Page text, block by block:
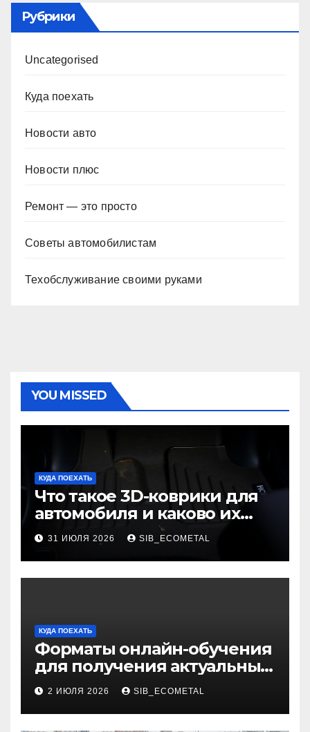
Рубрики
Uncategorised
Куда поехать
Новости авто
Новости плюс
Ремонт — это просто
Советы автомобилистам
Техобслуживание своими руками
YOU MISSED
КУДА ПОЕХАТЬ
Что такое 3D-коврики для
автомобиля и каково их
основное назначение
31 ИЮЛЯ 2026 SIB_ECOMETAL
КУДА ПОЕХАТЬ
Форматы онлайн-обучения
для получения актуальных
профессий
2 ИЮЛЯ 2026 SIB_ECOMETAL